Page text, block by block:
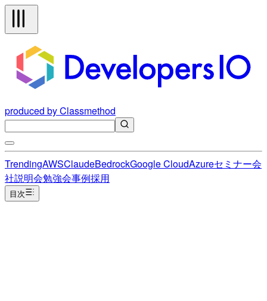
produced by Classmethod
TrendingAWSClaudeBedrockGoogle CloudAzureセミナー会
社説明会勉強会事例採用
目次